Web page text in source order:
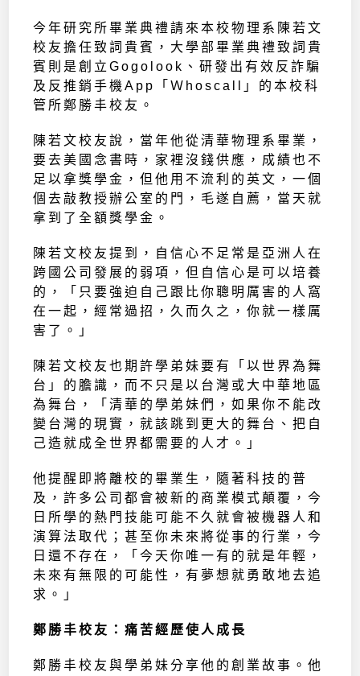
今年研究所畢業典禮請來本校物理系陳若文
校友擔任致詞貴賓，大學部畢業典禮致詞貴
賓則是創立Gogolook、研發出有效反詐騙
及反推銷手機App「Ｗhoscall」的本校科
管所鄭勝丰校友。
陳若文校友說，當年他從清華物理系畢業，
要去美國念書時，家裡沒錢供應，成績也不
足以拿獎學金，但他用不流利的英文，一個
個去敲教授辦公室的門，毛遂自薦，當天就
拿到了全額獎學金。
陳若文校友提到，自信心不足常是亞洲人在
跨國公司發展的弱項，但自信心是可以培養
的，「只要強迫自己跟比你聰明厲害的人窩
在一起，經常過招，久而久之，你就一樣厲
害了。」
陳若文校友也期許學弟妹要有「以世界為舞
台」的膽識，而不只是以台灣或大中華地區
為舞台，「清華的學弟妹們，如果你不能改
變台灣的現實，就該跳到更大的舞台、把自
己造就成全世界都需要的人才。」
他提醒即將離校的畢業生，隨著科技的普
及，許多公司都會被新的商業模式顛覆，今
日所學的熱門技能可能不久就會被機器人和
演算法取代；甚至你未來將從事的行業，今
日還不存在，「今天你唯一有的就是年輕，
未來有無限的可能性，有夢想就勇敢地去追
求。」
鄭勝丰校友：痛苦經歷使人成長
鄭勝丰校友與學弟妹分享他的創業故事。他